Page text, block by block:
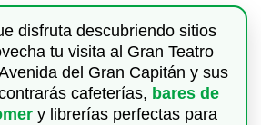
disfruta descubriendo sitios
tu visita al Gran Teatro
del Gran Capitán y sus
cafeterías, bares de
y librerías perfectas para